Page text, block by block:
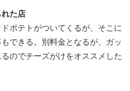
れた店
ポテトがついてくるが、そこに
できる。別料金となるが、ガッ
のでチーズがけをオススメした